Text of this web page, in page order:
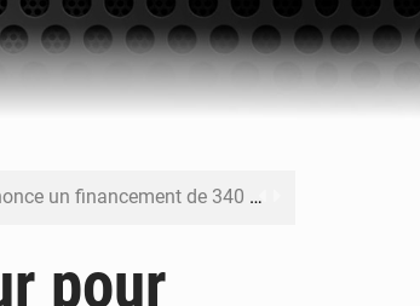
pour soutenir les priorités de la Vision Sénégal 2050
pour